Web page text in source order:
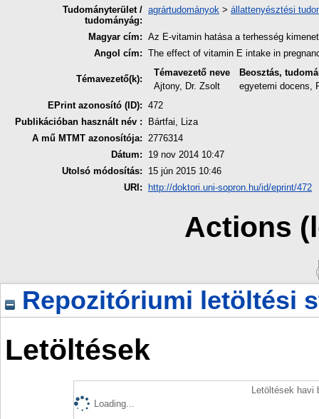
Tudományterület /
tudományág:
agrártudományok > állattenyésztési
Magyar cím: Az E-vitamin hatása a terhesség
Angol cím: The effect of vitamin E intake in
Témavezető(k):
Témavezető neve
Beosztás,
Ajtony, Dr. Zsolt
egyetemi docens,
EPrint azonosító (ID): 472
Publikációban használt név :
Bártfai, Liza
A mű MTMT azonosítója: 2776314
Dátum:
19 nov 2014 10:47
Utolsó módosítás:
15 jún 2015 10:46
URI:
http://doktori.uni-sopron.hu/id/eprint/472
Actions
Repozitóriumi letöltési
Letöltések
Letöltések
Loading...